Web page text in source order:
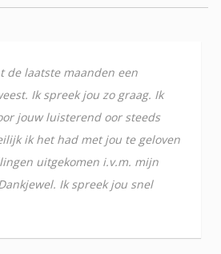
de laatste maanden een
Ik spreek jou zo graag. Ik
jouw luisterend oor steeds
ik het had met jou te geloven
uitgekomen i.v.m. mijn
Ik spreek jou snel